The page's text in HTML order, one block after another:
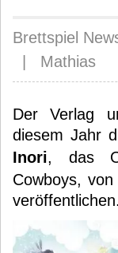
Brettspiel
| Mathias
Der Verlag
diesem Jahr
Inori, das
Cowboys,
veröffentlichen.